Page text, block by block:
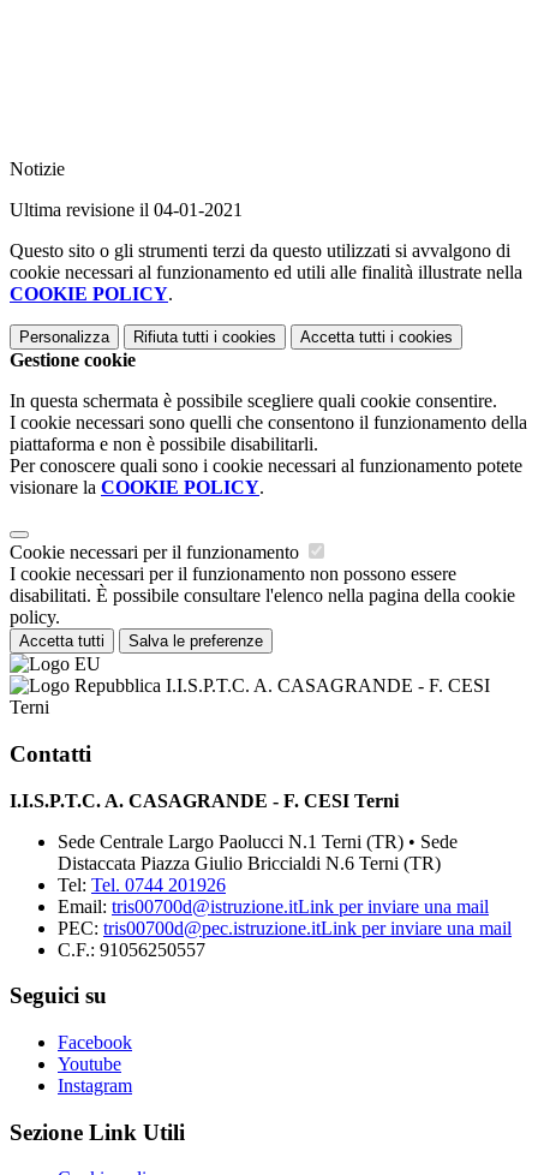
Notizie
Ultima revisione il 04-01-2021
Questo sito o gli strumenti terzi da questo utilizzati si avvalgono di
cookie necessari al funzionamento ed utili alle finalità illustrate nella
COOKIE POLICY.
Personalizza Rifiuta tutti i cookies Accetta tutti i cookies
Gestione cookie
In questa schermata è possibile scegliere quali cookie consentire.
I cookie necessari sono quelli che consentono il funzionamento della
piattaforma e non è possibile disabilitarli.
Per conoscere quali sono i cookie necessari al funzionamento potete
visionare la COOKIE POLICY.
Cookie necessari per il funzionamento
I cookie necessari per il funzionamento non possono essere
disabilitati. È possibile consultare l'elenco nella pagina della cookie
policy.
Accetta tutti Salva le preferenze
I.I.S.P.T.C. A. CASAGRANDE - F. CESI
Terni
Contatti
I.I.S.P.T.C. A. CASAGRANDE - F. CESI Terni
Sede Centrale Largo Paolucci N.1 Terni (TR) • Sede
Distaccata Piazza Giulio Briccialdi N.6 Terni (TR)
Tel: Tel. 0744 201926
Email: tris00700d@istruzione.itLink per inviare una mail
PEC: tris00700d@pec.istruzione.itLink per inviare una mail
C.F.: 91056250557
Seguici su
Facebook
Youtube
Instagram
Sezione Link Utili